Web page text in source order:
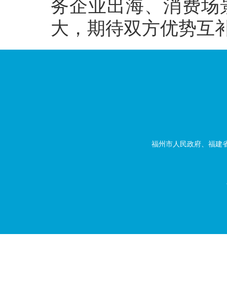
务企业出海、消费
大，期待双方优势互
福州市人民政府、福建